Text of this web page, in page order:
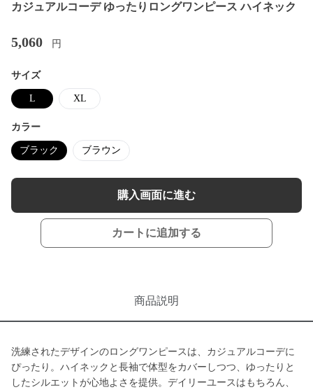
カジュアルコーデ ゆったりロングワンピース ハイネック
5,060 円
サイズ
L XL
カラー
ブラック ブラウン
購入画面に進む
カートに追加する
商品説明
洗練されたデザインのロングワンピースは、カジュアルコーデに
ぴったり。ハイネックと長袖で体型をカバーしつつ、ゆったりと
したシルエットが心地よさを提供。デイリーユースはもちろん、